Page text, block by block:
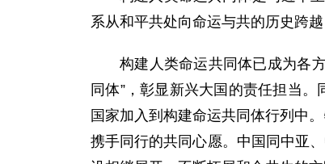
系从和平共处向命运与共的历史跨
构建人类命运共同体已成为各
同体”，彰显新兴大国的责任担当
国家加入到构建命运共同体行列中
携手同行的共同心愿。中国同中亚